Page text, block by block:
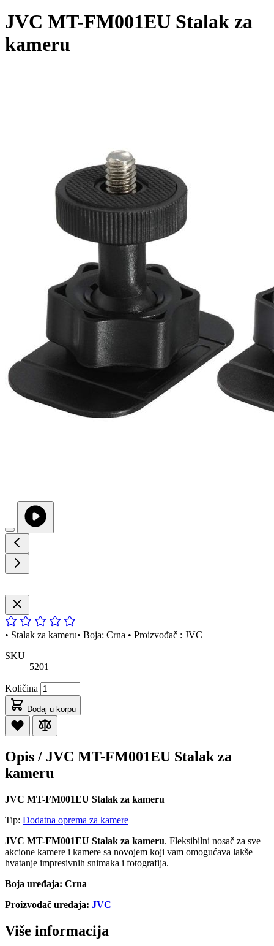
JVC MT-FM001EU Stalak za
kameru
• Stalak za kameru• Boja: Crna • Proizvođač : JVC
SKU
5201
Količina
Dodaj u korpu
Opis / JVC MT-FM001EU Stalak za
kameru
JVC MT-FM001EU Stalak za kameru
Tip: Dodatna oprema za kamere
JVC MT-FM001EU Stalak za kameru. Fleksibilni nosač za sve
akcione kamere i kamere sa novojem koji vam omogućava lakše
hvatanje impresivnih snimaka i fotografija.
Boja uređaja: Crna
Proizvođač uređaja: JVC
Više informacija